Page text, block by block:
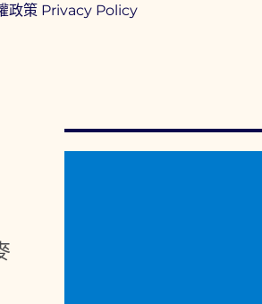
政策 Privacy Policy